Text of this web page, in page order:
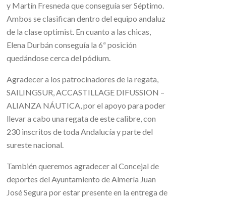
y Martín Fresneda que conseguía ser Séptimo.
Ambos se clasifican dentro del equipo andaluz
de la clase optimist. En cuanto a las chicas,
Elena Durbán conseguía la 6ª posición
quedándose cerca del pódium.
Agradecer a los patrocinadores de la regata,
SAILINGSUR, ACCASTILLAGE DIFUSSION –
ALIANZA NÁUTICA, por el apoyo para poder
llevar a cabo una regata de este calibre, con
230 inscritos de toda Andalucía y parte del
sureste nacional.
También queremos agradecer al Concejal de
deportes del Ayuntamiento de Almería Juan
José Segura por estar presente en la entrega de